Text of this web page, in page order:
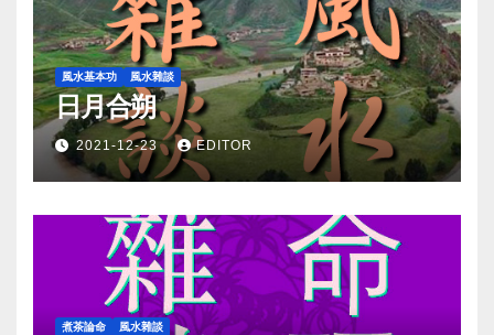
風水基本功 風水雜談
日月合朔
2021-12-23 EDITOR
煮茶論命 風水雜談